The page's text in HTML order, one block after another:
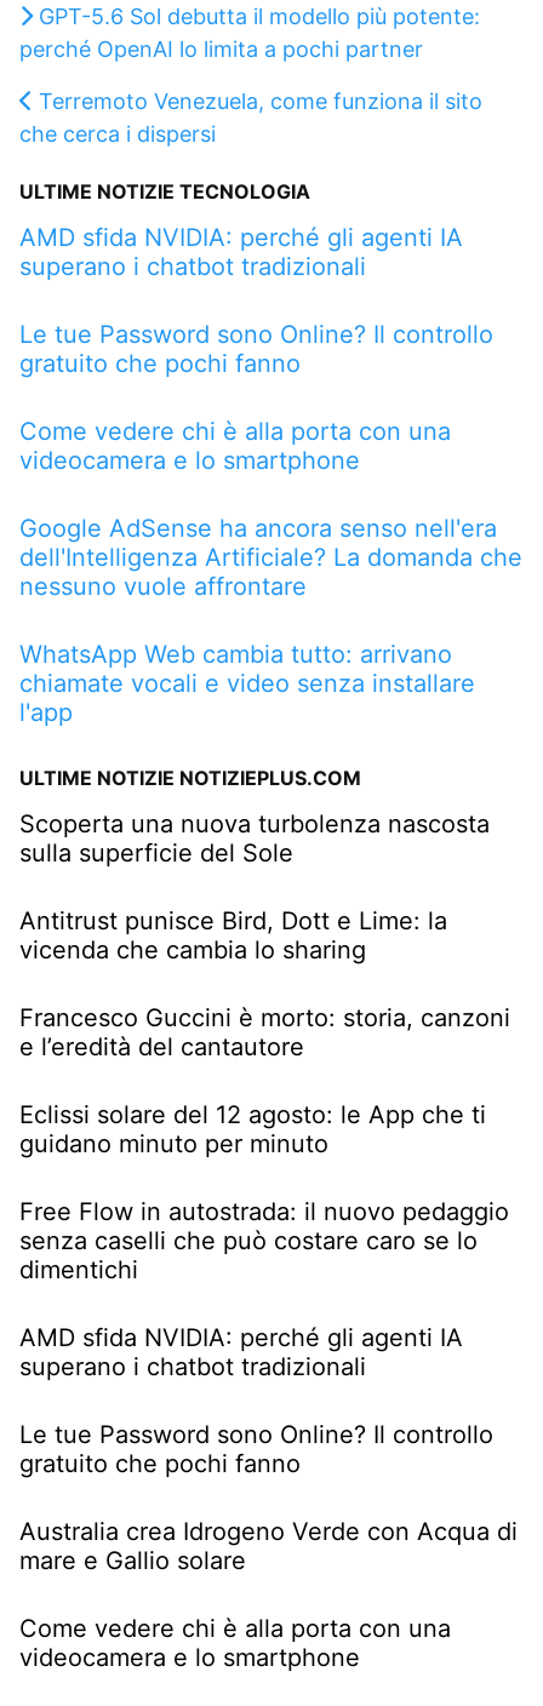
GPT-5.6 Sol debutta il modello più potente:
perché OpenAI lo limita a pochi partner
Terremoto Venezuela, come funziona il sito
che cerca i dispersi
ULTIME NOTIZIE TECNOLOGIA
AMD sfida NVIDIA: perché gli agenti IA
superano i chatbot tradizionali
Le tue Password sono Online? Il controllo
gratuito che pochi fanno
Come vedere chi è alla porta con una
videocamera e lo smartphone
Google AdSense ha ancora senso nell'era
dell'Intelligenza Artificiale? La domanda che
nessuno vuole affrontare
WhatsApp Web cambia tutto: arrivano
chiamate vocali e video senza installare
l'app
ULTIME NOTIZIE NOTIZIEPLUS.COM
Scoperta una nuova turbolenza nascosta
sulla superficie del Sole
Antitrust punisce Bird, Dott e Lime: la
vicenda che cambia lo sharing
Francesco Guccini è morto: storia, canzoni
e l’eredità del cantautore
Eclissi solare del 12 agosto: le App che ti
guidano minuto per minuto
Free Flow in autostrada: il nuovo pedaggio
senza caselli che può costare caro se lo
dimentichi
AMD sfida NVIDIA: perché gli agenti IA
superano i chatbot tradizionali
Le tue Password sono Online? Il controllo
gratuito che pochi fanno
Australia crea Idrogeno Verde con Acqua di
mare e Gallio solare
Come vedere chi è alla porta con una
videocamera e lo smartphone